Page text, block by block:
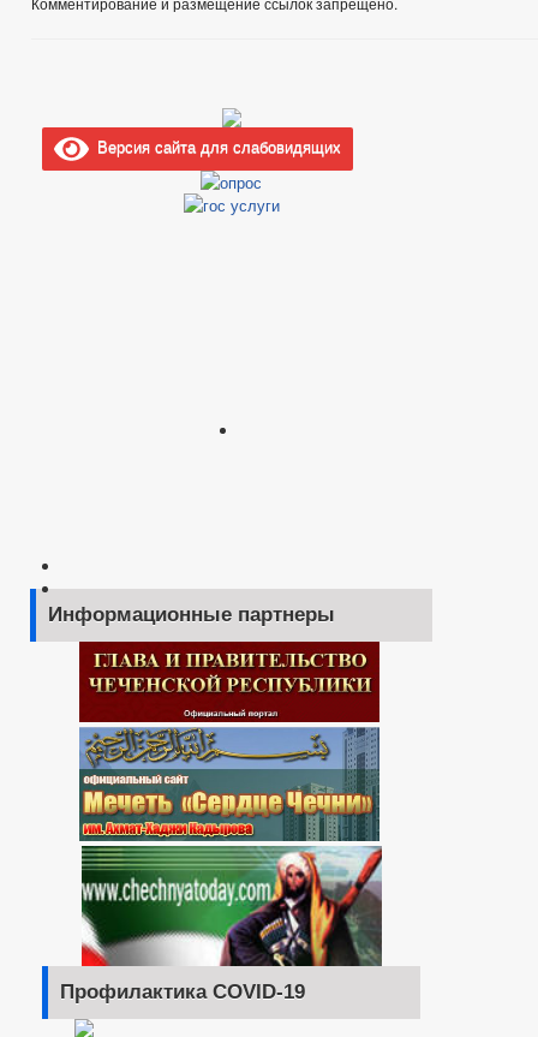
ПРАВОВЫЕ АКТЫ
АДМИНИСТРАТИВНЫЕ РЕГЛАМЕНТЫ
БЮДЖЕТ
БЮДЖЕТ ПО ГОДАМ
ОТЧЕТ ОБ ИСПОЛНЕНИИ БЮДЖЕТА
МУНИЦИПАЛЬНЫЕ УСЛУГИ
СТАНДАРТЫ МУНИЦИПАЛЬНЫХ УСЛУГ
Версия сайта для слабовидящих
Информационные партнеры
Профилактика COVID-19